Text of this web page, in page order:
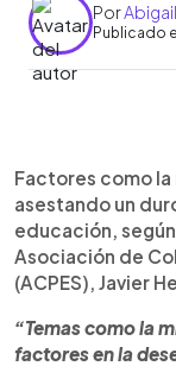
Por
Publicado
Factores como la
asestando un
educación,
Asociación de
(ACPES), Javier
“Temas como la
factores en la